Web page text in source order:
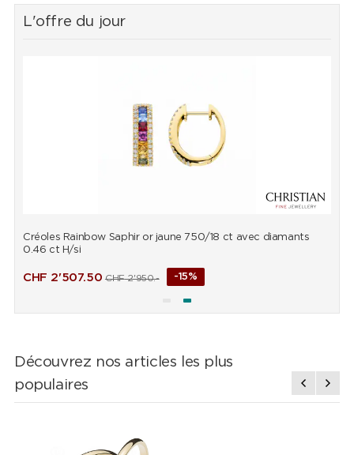
L'offre du jour
Créoles Rainbow Saphir or jaune 750/18 ct avec diamants
0.46 ct H/si
CHF 2'507.50 CHF2'950.- -15%
Découvrez nos articles les plus
populaires